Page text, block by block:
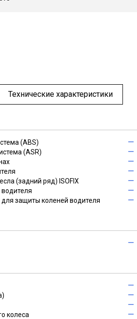
Технические характеристики
(ABS)
(ASR)
(задний ряд) ISOFIX
защиты коленей водителя
колеса